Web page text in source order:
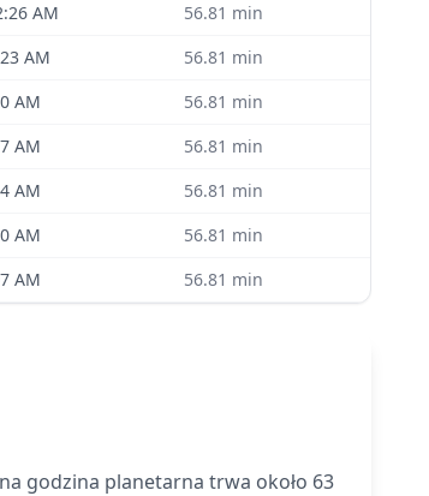
AM 56.81 min
AM 56.81 min
AM 56.81 min
AM 56.81 min
AM 56.81 min
AM 56.81 min
AM 56.81 min
godzina planetarna trwa około 63